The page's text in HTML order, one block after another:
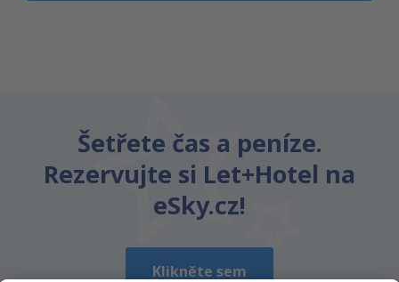
Šetřete čas a peníze.
Rezervujte si Let+Hotel na
eSky.cz!
Klikněte sem